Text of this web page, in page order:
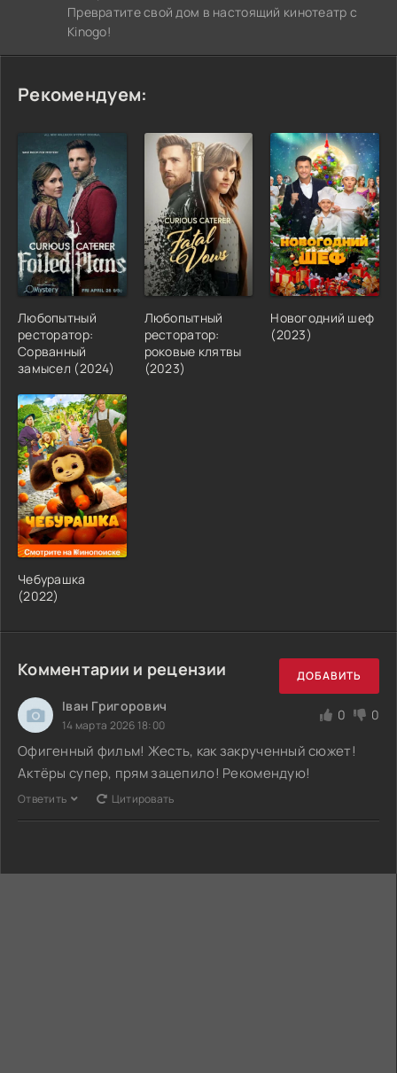
Превратите свой дом в настоящий кинотеатр с
Kinogo!
Рекомендуем:
Любопытный
ресторатор:
Сорванный
замысел (2024)
Любопытный
ресторатор:
роковые клятвы
(2023)
Новогодний шеф
(2023)
Чебурашка
(2022)
Комментарии и рецензии ДОБАВИТЬ
Іван Григорович
14 марта 2026 18:00
0 0
Офигенный фильм! Жесть, как закрученный сюжет!
Актёры супер, прям зацепило! Рекомендую!
Ответить Цитировать